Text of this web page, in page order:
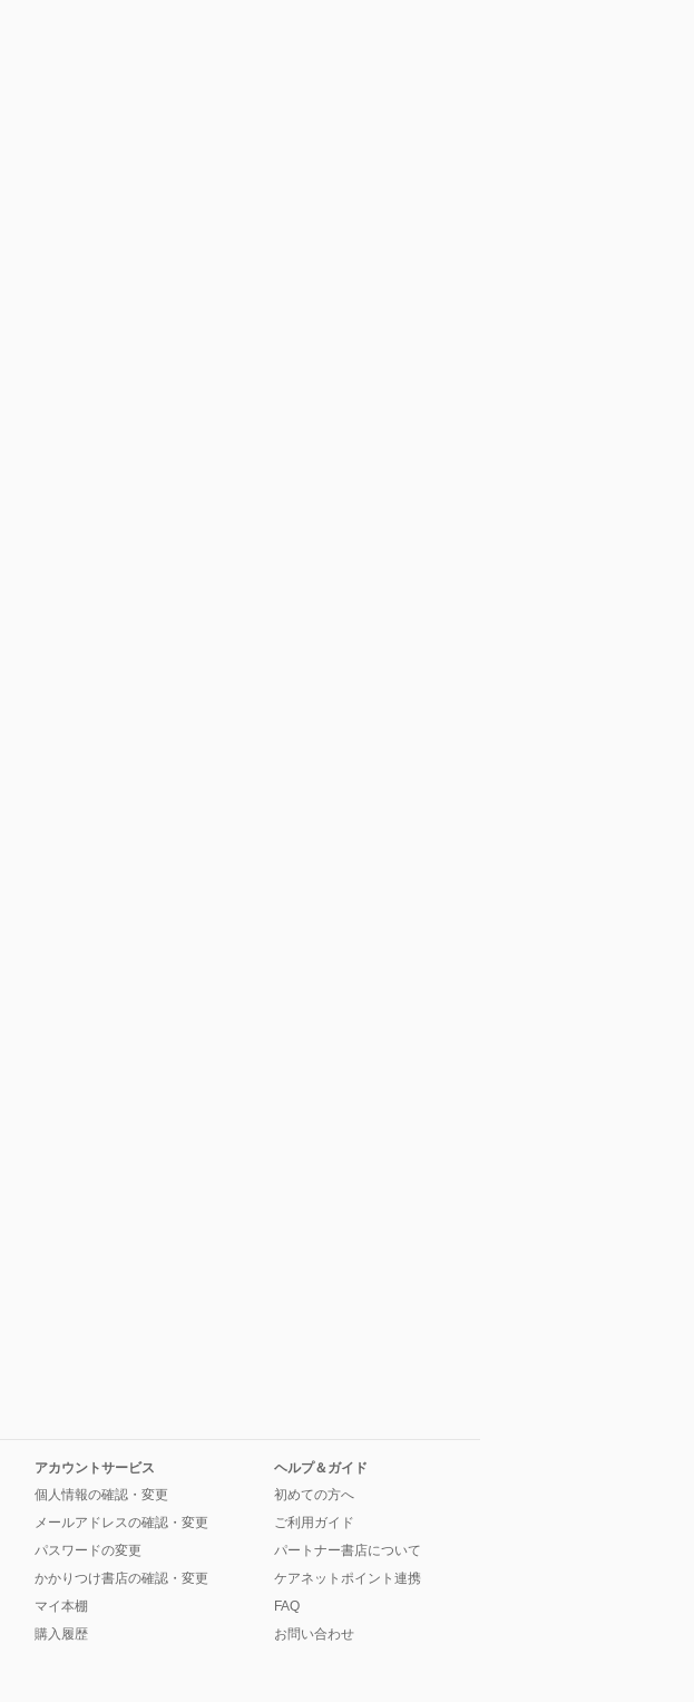
アカウントサービス
個人情報の確認・変更
メールアドレスの確認・変更
パスワードの変更
かかりつけ書店の確認・変更
マイ本棚
購入履歴
ヘルプ＆ガイド
初めての方へ
ご利用ガイド
パートナー書店について
ケアネットポイント連携
FAQ
お問い合わせ